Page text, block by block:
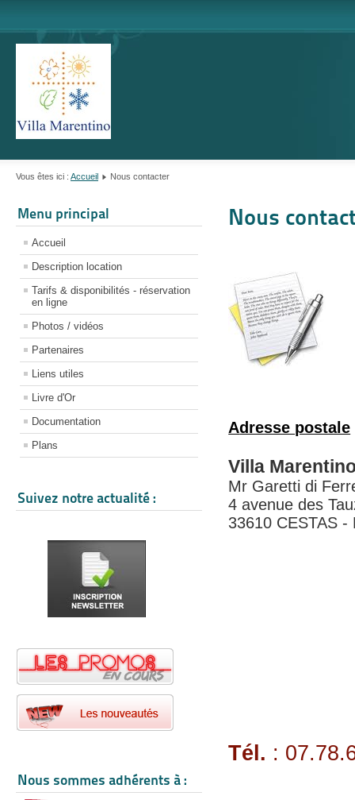
Vous êtes ici : Accueil Nous contacter
Menu principal
Accueil
Description location
Tarifs & disponibilités - réservation
en ligne
Photos / vidéos
Partenaires
Liens utiles
Livre d'Or
Documentation
Plans
Suivez notre actualité :
Nous sommes adhérents à :
Nous
Adresse postale
Villa
Mr Garetti di
4 avenue des
33610 CESTAS -
Tél. :